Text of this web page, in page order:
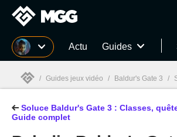
MGG Actu Guides
MGG
/ Guides jeux vidéo / Baldur's Gate 3 /
Soluce Baldur's Gate 3 : Classes,
Guide complet